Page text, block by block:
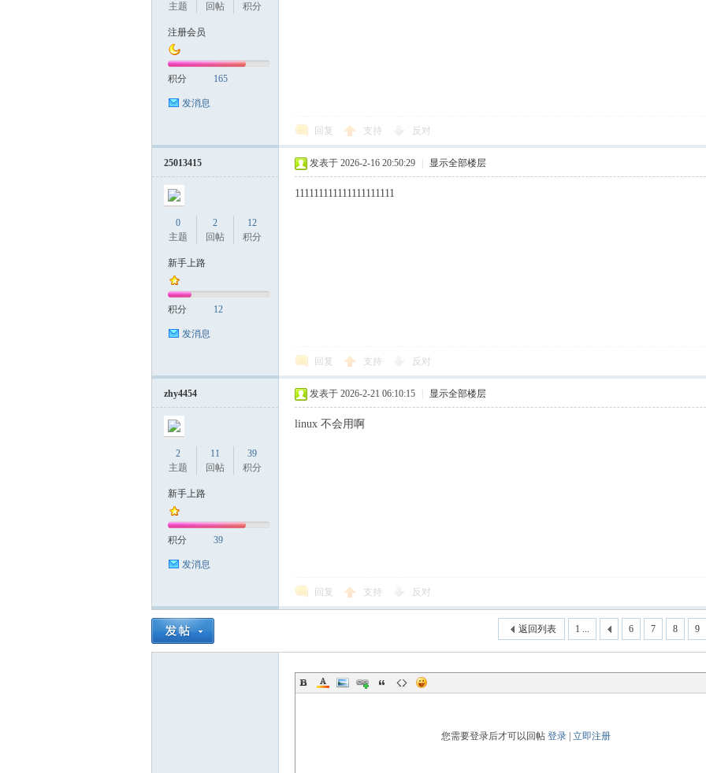
主题
回帖
积分
注册会员
积分 165
发消息
回复 支持 反对
25013415
0
主题
2
回帖
12
积分
新手上路
积分 12
发消息
发表于 2026-2-16 20:50:29 显示全部楼层
111111111111111111111
回复 支持 反对
zhy4454
2
主题
11
回帖
39
积分
新手上路
积分 39
发消息
发表于 2026-2-21 06:10:15 显示全部楼层
linux 不会用啊
回复 支持 反对
1 ... 6 7 8 9
返回列表
您需要登录后才可以回帖 登录 立即注册